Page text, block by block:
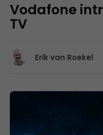
Vodafone
TV
Erik van Roekel